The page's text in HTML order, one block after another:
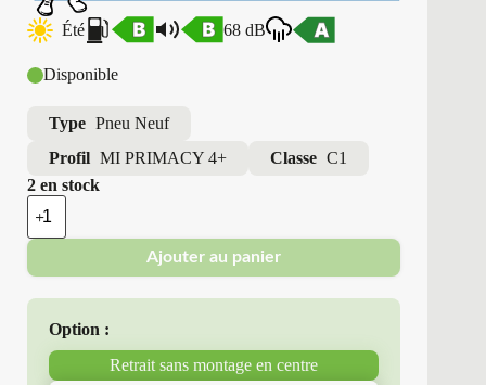
Été 68 dB
Disponible
Type Pneu Neuf
Profil MI PRIMACY 4+ Classe C1
2 en stock
quantité
de
Michelin
Pneus
Neufs
185/50R16
Ajouter au panier
Option :
Retrait sans montage en centre